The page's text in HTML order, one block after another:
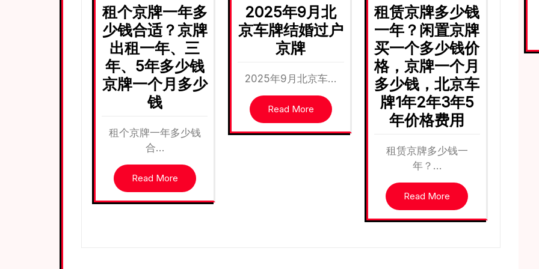
租个京牌一年多
少钱合适？京牌
出租一年、三
年、5年多少钱
京牌一个月多少
钱
租个京牌一年多少钱
合…
Read More
2025年9月北
京车牌结婚过户
京牌
2025年9月北京车…
Read More
租赁京牌多少钱
一年？闲置京牌
买一个多少钱价
格，京牌一个月
多少钱，北京车
牌1年2年3年5
年价格费用
租赁京牌多少钱一
年？…
Read More